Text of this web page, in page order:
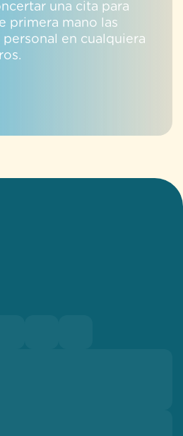
una cita para
primera mano las
en cualquiera